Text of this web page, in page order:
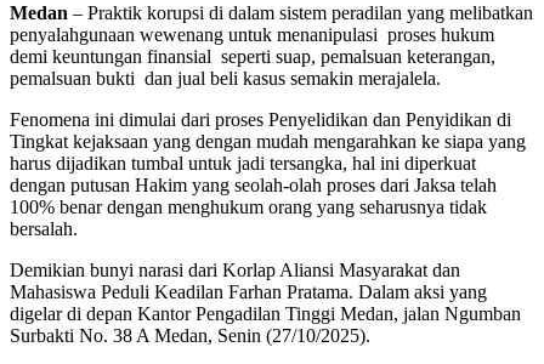
Medan – Praktik korupsi di dalam sistem peradilan yang melibatkan
penyalahgunaan wewenang untuk menanipulasi proses hukum
demi keuntungan finansial seperti suap, pemalsuan keterangan,
pemalsuan bukti dan jual beli kasus semakin merajalela.
Fenomena ini dimulai dari proses Penyelidikan dan Penyidikan di
Tingkat kejaksaan yang dengan mudah mengarahkan ke siapa yang
harus dijadikan tumbal untuk jadi tersangka, hal ini diperkuat
dengan putusan Hakim yang seolah-olah proses dari Jaksa telah
100% benar dengan menghukum orang yang seharusnya tidak
bersalah.
Demikian bunyi narasi dari Korlap Aliansi Masyarakat dan
Mahasiswa Peduli Keadilan Farhan Pratama. Dalam aksi yang
digelar di depan Kantor Pengadilan Tinggi Medan, jalan Ngumban
Surbakti No. 38 A Medan, Senin (27/10/2025).